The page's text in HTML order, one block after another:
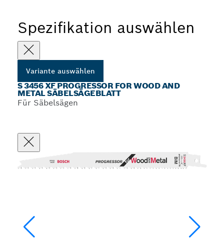
Spezifikation auswählen
Variante auswählen
S 3456 XF PROGRESSOR FOR WOOD AND
METAL SÄBELSÄGEBLATT
Für Säbelsägen